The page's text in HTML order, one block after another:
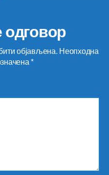
одговор
објављена. Неопходна
*